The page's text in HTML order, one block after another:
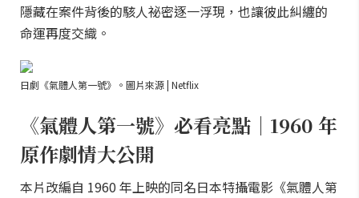
隱藏在案件背後的駭人祕密逐一浮現，也讓彼此糾纏的
命運再度交織。
日劇《氣體人第一號》。圖片來源 | Netflix
《氣體人第一號》必看亮點｜1960 年
原作劇情大公開
本片改編自 1960 年上映的同名日本特攝電影《氣體人第